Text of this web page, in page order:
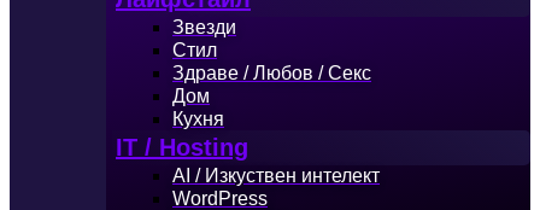
Звезди
Стил
Здраве / Любов / Секс
Дом
Кухня
IT / Hosting
AI / Изкуствен интелект
WordPress